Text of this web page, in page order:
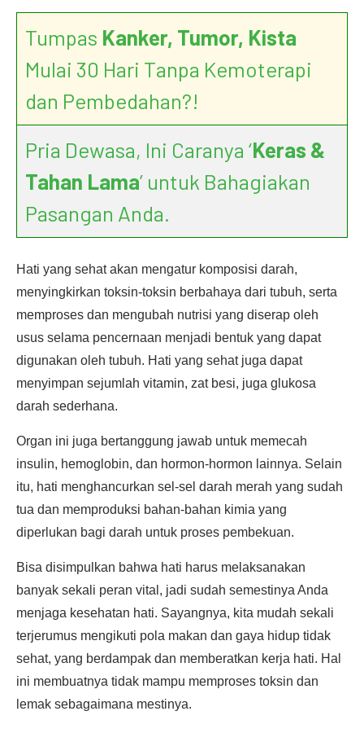
Tumpas Kanker, Tumor, Kista
Mulai 30 Hari Tanpa Kemoterapi
dan Pembedahan?!
Pria Dewasa, Ini Caranya ‘Keras &
Tahan Lama’ untuk Bahagiakan
Pasangan Anda.
Hati yang sehat akan mengatur komposisi darah,
menyingkirkan toksin-toksin berbahaya dari tubuh, serta
memproses dan mengubah nutrisi yang diserap oleh
usus selama pencernaan menjadi bentuk yang dapat
digunakan oleh tubuh. Hati yang sehat juga dapat
menyimpan sejumlah vitamin, zat besi, juga glukosa
darah sederhana.
Organ ini juga bertanggung jawab untuk memecah
insulin, hemoglobin, dan hormon-hormon lainnya. Selain
itu, hati menghancurkan sel-sel darah merah yang sudah
tua dan memproduksi bahan-bahan kimia yang
diperlukan bagi darah untuk proses pembekuan.
Bisa disimpulkan bahwa hati harus melaksanakan
banyak sekali peran vital, jadi sudah semestinya Anda
menjaga kesehatan hati. Sayangnya, kita mudah sekali
terjerumus mengikuti pola makan dan gaya hidup tidak
sehat, yang berdampak dan memberatkan kerja hati. Hal
ini membuatnya tidak mampu memproses toksin dan
lemak sebagaimana mestinya.